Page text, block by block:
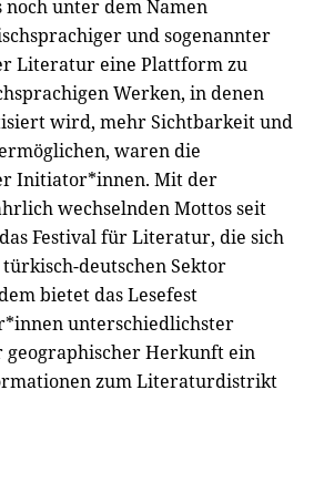
noch unter dem Namen
und sogenannter
Literatur eine Plattform zu
Werken, in denen
wird, mehr Sichtbarkeit und
waren die
Initiator*innen. Mit der
wechselnden Mottos seit
Festival für Literatur, die sich
deutschen Sektor
bietet das Lesefest
unterschiedlichster
geographischer Herkunft ein
zum Literaturdistrikt